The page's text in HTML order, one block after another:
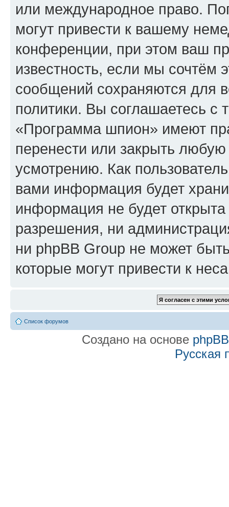
или международное право.
могут привести к вашему
конференции, при этом ваш
известность, если мы сочтём
сообщений сохраняются для
политики. Вы соглашаетесь
«Программа шпион» имеют
перенести или закрыть
усмотрению. Как
вами информация будет
информация не будет
разрешения, ни
ни phpBB Group не может
которые могут привести к
Список форумов
Создано на основе phpBB
Русская